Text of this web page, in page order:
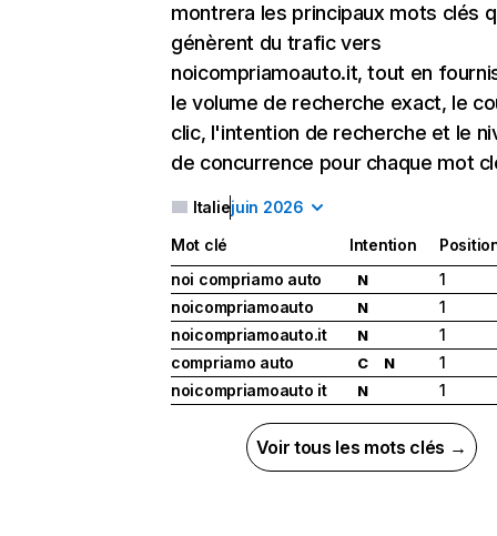
montrera les principaux mots clés
génèrent du trafic vers
noicompriamoauto.it, tout en
le volume de recherche exact, le
clic, l'intention de recherche et le
de concurrence pour chaque mot
Italiejuin 2026
Mot clé Intention
noi compriamo auto
N
1
noicompriamoauto
N
1
noicompriamoauto.it
N
1
compriamo auto
C N
1
noicompriamoauto it
N 1
Voir tous les mots clés →